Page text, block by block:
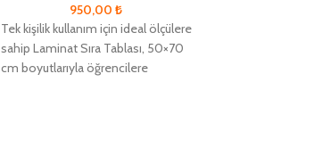
950,00₺
Tek kişilik kullanım için ideal ölçülere
sahip Laminat Sıra Tablası, 50×70
cm boyutlarıyla öğrencilere